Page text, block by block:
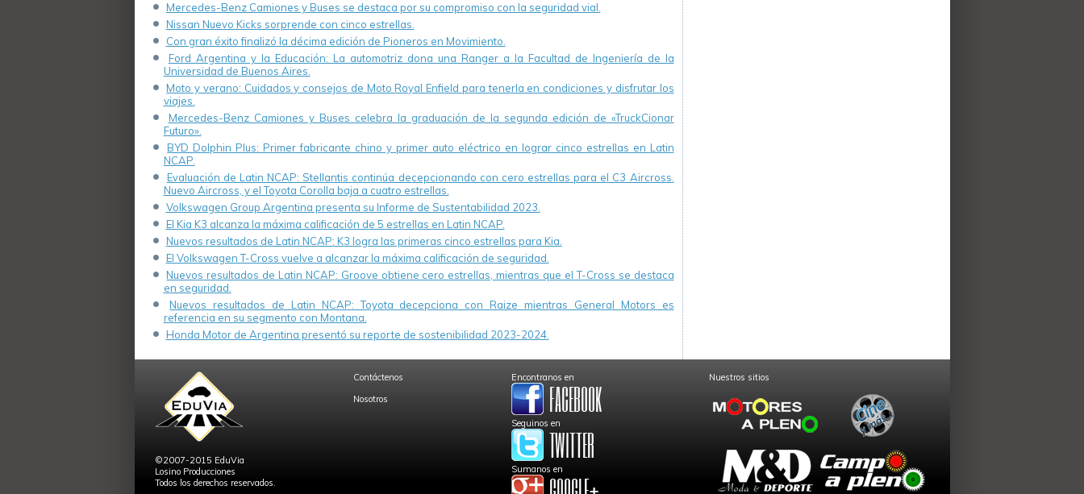
Mercedes-Benz Camiones y Buses se destaca por su compromiso con la seguridad vial.
Nissan Nuevo Kicks sorprende con cinco estrellas.
Con gran éxito finalizó la décima edición de Pioneros en Movimiento.
Ford Argentina y la Educación: La automotriz dona una Ranger a la Facultad de Ingeniería de la
Universidad de Buenos Aires.
Moto y verano: Cuidados y consejos de Moto Royal Enfield para tenerla en condiciones y disfrutar los
viajes.
Mercedes-Benz Camiones y Buses celebra la graduación de la segunda edición de «TruckCionar
Futuro».
BYD Dolphin Plus: Primer fabricante chino y primer auto eléctrico en lograr cinco estrellas en Latin
NCAP.
Evaluación de Latin NCAP: Stellantis continúa decepcionando con cero estrellas para el C3 Aircross.
Nuevo Aircross, y el Toyota Corolla baja a cuatro estrellas.
Volkswagen Group Argentina presenta su Informe de Sustentabilidad 2023.
El Kia K3 alcanza la máxima calificación de 5 estrellas en Latin NCAP.
Nuevos resultados de Latin NCAP: K3 logra las primeras cinco estrellas para Kia.
El Volkswagen T-Cross vuelve a alcanzar la máxima calificación de seguridad.
Nuevos resultados de Latin NCAP: Groove obtiene cero estrellas, mientras que el T-Cross se destaca
en seguridad.
Nuevos resultados de Latin NCAP: Toyota decepciona con Raize mientras General Motors es
referencia en su segmento con Montana.
Honda Motor de Argentina presentó su reporte de sostenibilidad 2023-2024.
©2007-2015 EduVia
Losino Producciones
Todos los derechos reservados.
Contáctenos
Nosotros
Encontranos en
Seguinos en
Sumanos en
Nuestros sitios